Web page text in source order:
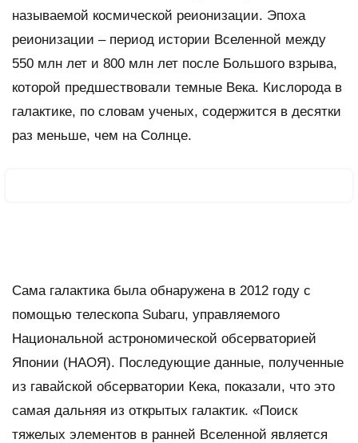
называемой космической реионизации. Эпоха
реионизации – период истории Вселенной между
550 млн лет и 800 млн лет после Большого взрыва,
которой предшествовали темные Века. Кислорода в
галактике, по словам ученых, содержится в десятки
раз меньше, чем на Солнце.
Сама галактика была обнаружена в 2012 году с
помощью телескопа Subaru, управляемого
Национальной астрономической обсерваторией
Японии (НАОЯ). Последующие данные, полученные
из гавайской обсерватории Кека, показали, что это
самая дальняя из открытых галактик. «Поиск
тяжелых элементов в ранней Вселенной является